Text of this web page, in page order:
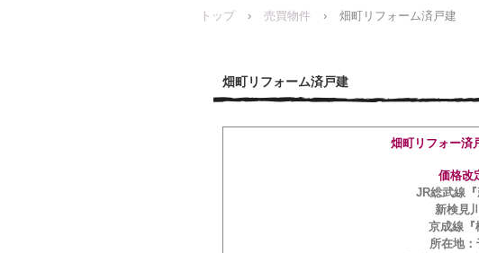
トップ › 売買物件 › 畑町リフォーム済戸建
畑町リフォーム済戸建
畑町リフォー
価格改
JR総武線
新検見
京成線『
所在地